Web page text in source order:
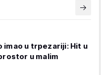
imao u trpezariji: Hit u
u malim